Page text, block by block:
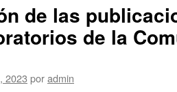
de las
de la
2023 poradmin